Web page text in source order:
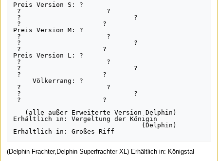
Preis Version S: ?
?                      ?
?                             ?
?                     ?
Preis Version M: ?
?                      ?
?                             ?
?                     ?
Preis Version L: ?
?                      ?
?                             ?
?                     ?
     Völkerrang: ?
?                      ?
?                             ?
?                     ?
Erhältlich in: Vergeltung der Königin
(Delphin Frachter,Delphin Superfrachter XL) Erhältlich in: Königstal